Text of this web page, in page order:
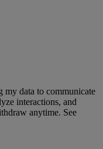
my data to communicate
interactions, and
anytime. See